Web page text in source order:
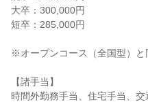
大卒：300,000円
短卒：285,000円
※オープンコース（全国型）と
【諸手当】
時間外勤務手当、住宅手当、